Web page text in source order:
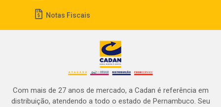
Notas Fiscais
Com mais de 27 anos de mercado, a Cadan é referência em
distribuição, atendendo a todo o estado de Pernambuco. Seu